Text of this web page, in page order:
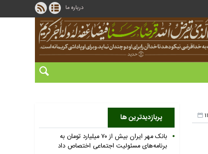
درباره ما
پربازدیدترین ها
بانک مهر ایران بیش از ۷۰ میلیارد تومان به
برنامه‌های مسئولیت اجتماعی اختصاص داد